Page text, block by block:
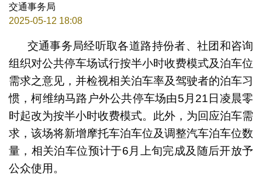
交通事务局
2025-05-12 18:08
交通事务局经听取各道路持份者、社团和咨询
组织对公共停车场试行按半小时收费模式及泊车位
需求之意见，并检视相关泊车率及驾驶者的泊车习
惯，柯维纳马路户外公共停车场由5月21日凌晨零
时起改为按半小时收费模式。此外，为回应泊车需
求，该场将新增摩托车泊车位及调整汽车泊车位数
量，相关泊车位预计于6月上旬完成及随后开放予
公众使用。